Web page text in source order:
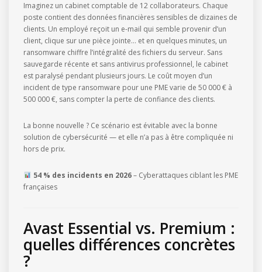
Imaginez un cabinet comptable de 12 collaborateurs. Chaque
poste contient des données financières sensibles de dizaines de
clients. Un employé reçoit un e-mail qui semble provenir d’un
client, clique sur une pièce jointe… et en quelques minutes, un
ransomware chiffre l’intégralité des fichiers du serveur. Sans
sauvegarde récente et sans antivirus professionnel, le cabinet
est paralysé pendant plusieurs jours. Le coût moyen d’un
incident de type ransomware pour une PME varie de 50 000 € à
500 000 €, sans compter la perte de confiance des clients.
La bonne nouvelle ? Ce scénario est évitable avec la bonne
solution de cybersécurité — et elle n’a pas à être compliquée ni
hors de prix.
54 % des incidents en 2026– Cyberattaques ciblant les PME
françaises
Avast Essential vs. Premium :
quelles différences concrètes
?